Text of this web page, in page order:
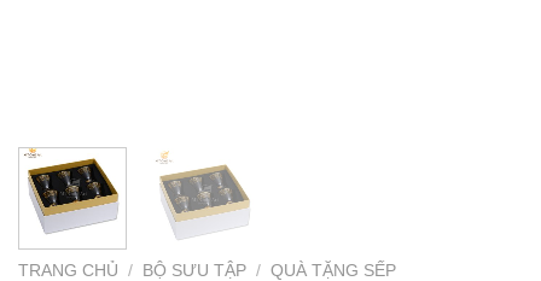
TRANG CHỦ / BỘ SƯU TẬP / QUÀ TẶNG SẾP